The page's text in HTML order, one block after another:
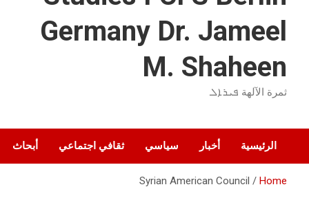
Germany Dr. Jameel
M. Shaheen
ثمرة الآلهة ܦܝܪܐܠ
الرئيسية أخبار سياسي ثقافي اجتماعي أبحاث
Home
Syrian American Council